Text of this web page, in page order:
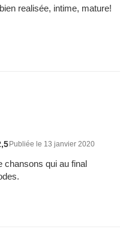
realisée, intime, mature!
Publiée le 13 janvier 2020
chansons qui au final